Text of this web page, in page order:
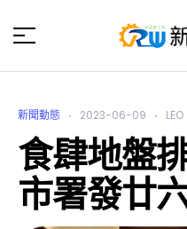
新聞動態 2023-06-09 LEO
食肆地盤
市署發廿